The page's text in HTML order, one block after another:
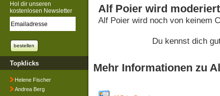
Hol dir unseren
kostenlosen Newsletter
Topklicks
Helene Fischer
Andrea Berg
Alf Poier wird
Alf Poier wird noch von keinem
Du kennst dich
Mehr Informationen zu